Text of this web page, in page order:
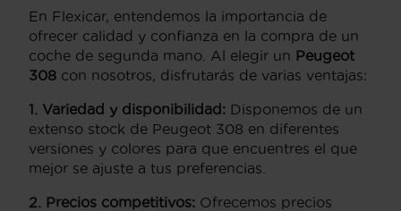
En Flexicar, entendemos la importancia de
ofrecer calidad y confianza en la compra de un
coche de segunda mano. Al elegir un Peugeot
308 con nosotros, disfrutarás de varias ventajas:
1. Variedad y disponibilidad: Disponemos de un
extenso stock de Peugeot 308 en diferentes
versiones y colores para que encuentres el que
mejor se ajuste a tus preferencias.
2. Precios competitivos: Ofrecemos precios